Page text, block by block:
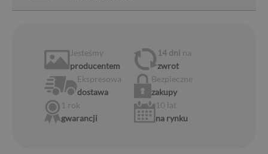
Jesteśmy
producentem
14 dni na
zwrot
Ekspresowa
dostawa
Bezpieczne
zakupy
1 rok
gwarancji
10 lat
na rynku